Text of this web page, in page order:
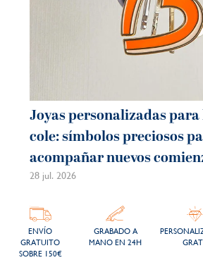
Joyas personalizadas
cole: símbolos preciosos
acompañar nuevos
28 jul. 2026
ENVÍO
GRATUITO
SOBRE 150€
GRABADO A
MANO EN 24H